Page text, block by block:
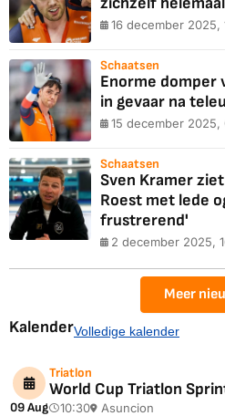
16 december 2025,
Schaatsen
Enorme domper
in gevaar na
15 december 2025,
Schaatsen
Sven Kramer
Roest met lede
frustrerend'
2 december 2025,
Meer
KalenderVolledige kalender
09 Aug
Triatlon
World Cup Triatlon
10:30 Asuncion